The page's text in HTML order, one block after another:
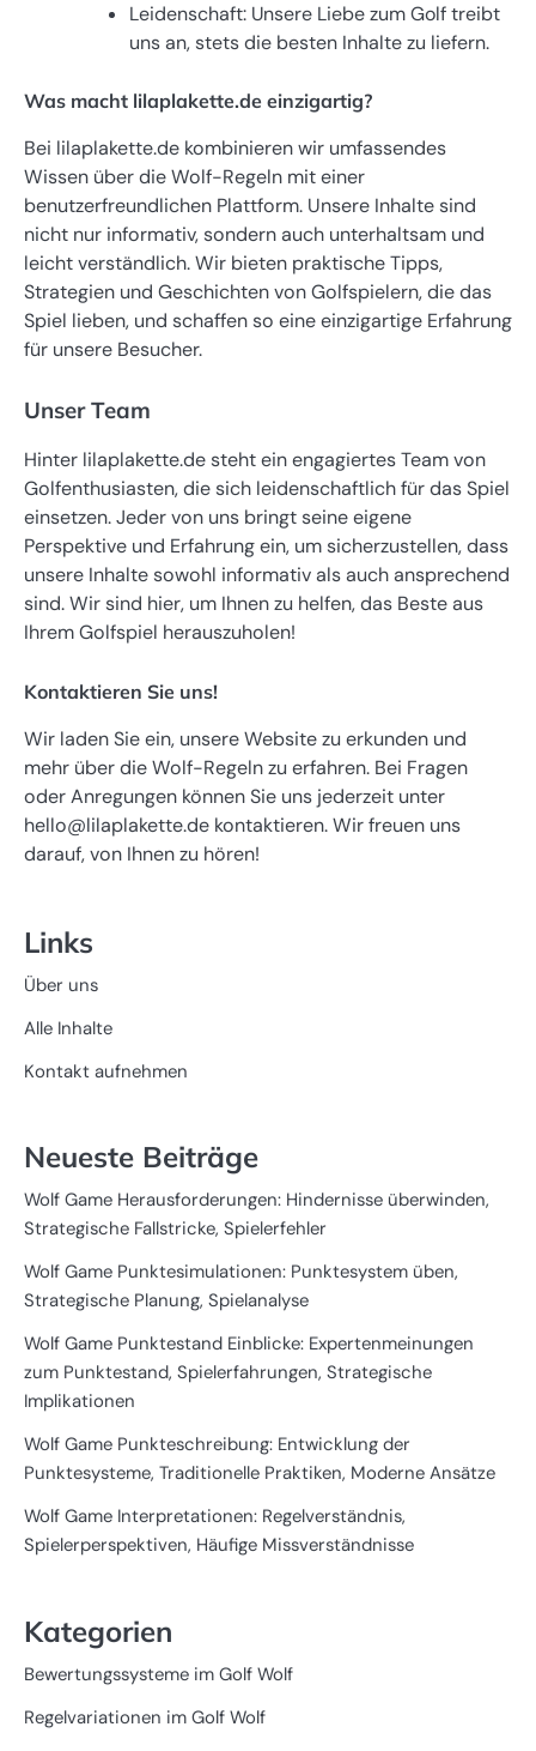
Leidenschaft: Unsere Liebe zum Golf treibt
uns an, stets die besten Inhalte zu liefern.
Was macht lilaplakette.de einzigartig?
Bei lilaplakette.de kombinieren wir umfassendes
Wissen über die Wolf-Regeln mit einer
benutzerfreundlichen Plattform. Unsere Inhalte sind
nicht nur informativ, sondern auch unterhaltsam und
leicht verständlich. Wir bieten praktische Tipps,
Strategien und Geschichten von Golfspielern, die das
Spiel lieben, und schaffen so eine einzigartige Erfahrung
für unsere Besucher.
Unser Team
Hinter lilaplakette.de steht ein engagiertes Team von
Golfenthusiasten, die sich leidenschaftlich für das Spiel
einsetzen. Jeder von uns bringt seine eigene
Perspektive und Erfahrung ein, um sicherzustellen, dass
unsere Inhalte sowohl informativ als auch ansprechend
sind. Wir sind hier, um Ihnen zu helfen, das Beste aus
Ihrem Golfspiel herauszuholen!
Kontaktieren Sie uns!
Wir laden Sie ein, unsere Website zu erkunden und
mehr über die Wolf-Regeln zu erfahren. Bei Fragen
oder Anregungen können Sie uns jederzeit unter
hello@lilaplakette.de kontaktieren. Wir freuen uns
darauf, von Ihnen zu hören!
Links
Über uns
Alle Inhalte
Kontakt aufnehmen
Neueste Beiträge
Wolf Game Herausforderungen: Hindernisse überwinden,
Strategische Fallstricke, Spielerfehler
Wolf Game Punktesimulationen: Punktesystem üben,
Strategische Planung, Spielanalyse
Wolf Game Punktestand Einblicke: Expertenmeinungen
zum Punktestand, Spielerfahrungen, Strategische
Implikationen
Wolf Game Punkteschreibung: Entwicklung der
Punktesysteme, Traditionelle Praktiken, Moderne Ansätze
Wolf Game Interpretationen: Regelverständnis,
Spielerperspektiven, Häufige Missverständnisse
Kategorien
Bewertungssysteme im Golf Wolf
Regelvariationen im Golf Wolf